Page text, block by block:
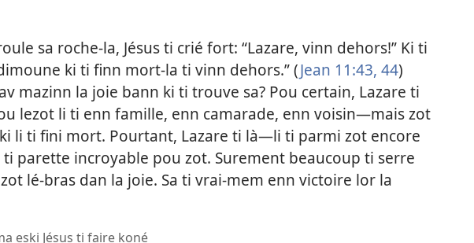
sa roche-la, Jésus ti crié fort: “Lazare, vinn dehors!” Ki ti
ki ti finn mort-la ti vinn dehors.” (Jean 11:43, 44)
mazinn la joie bann ki ti trouve sa? Pou certain, Lazare ti
lezot li ti enn famille, enn camarade, enn voisin—mais zot
li ti fini mort. Pourtant, Lazare ti là—li ti parmi zot encore
ti parette incroyable pou zot. Surement beaucoup ti serre
lé-bras dan la joie. Sa ti vrai-mem enn victoire lor la
eski Jésus ti faire koné